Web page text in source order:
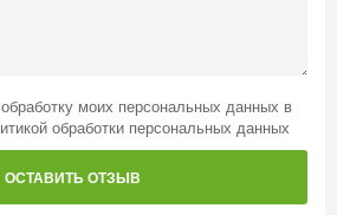
моих персональных данных в
обработки персональных данных
ОСТАВИТЬ ОТЗЫВ